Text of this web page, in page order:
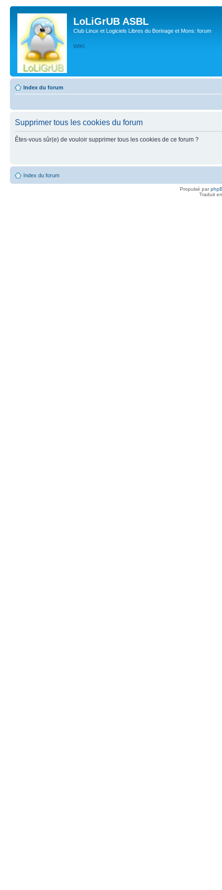
LoLiGrUB ASBL
Club Linux et Logiciels Libres du Borinage et Mons: forum
WIKI
Index du forum
Supprimer tous les cookies du forum
Êtes-vous sûr(e) de vouloir supprimer tous les cookies de ce forum ?
Index du forum
Propulsé par
Traduit